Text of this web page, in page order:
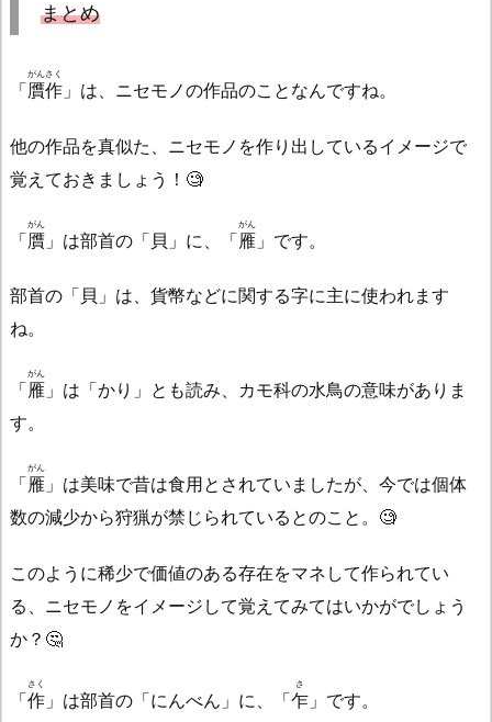
まとめ
「贋作
がんさく
」は、ニセモノの作品のことなんですね。
他の作品を真似た、ニセモノを作り出しているイメージで
覚えておきましょう！🧐
「贋
がん
」は部首の「貝」に、「雁
がん
」です。
部首の「貝」は、貨幣などに関する字に主に使われます
ね。
「雁
がん
」は「かり」とも読み、カモ科の水鳥の意味がありま
す。
「雁
がん
」は美味で昔は食用とされていましたが、今では個体
数の減少から狩猟が禁じられているとのこと。🧐
このように稀少で価値のある存在をマネして作られてい
る、ニセモノをイメージして覚えてみてはいかがでしょう
か？🤔
「作
さく
」は部首の「にんべん」に、「乍
さ
」です。